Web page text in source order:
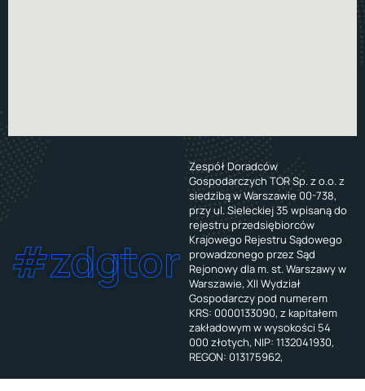
#zdgtor
Zespół Doradców
Gospodarczych TOR Sp. z o.o. z
siedzibą w Warszawie 00-738,
przy ul. Sieleckiej 35 wpisaną do
rejestru przedsiębiorców
Krajowego Rejestru Sądowego
prowadzonego przez Sąd
Rejonowy dla m. st. Warszawy w
Warszawie, XII Wydział
Gospodarczy pod numerem
KRS: 0000133090, z kapitałem
zakładowym w wysokości 54
000 złotych, NIP: 1132041930,
REGON: 013175962,